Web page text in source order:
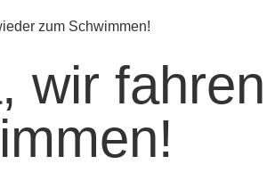
zum Schwimmen!
wir